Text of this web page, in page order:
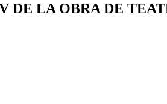
DE LA OBRA DE